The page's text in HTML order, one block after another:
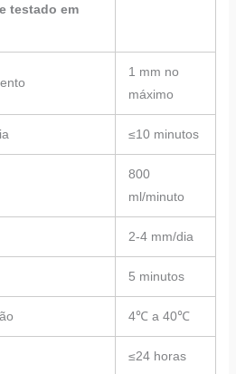
testado em
1 mm no
máximo
≤10 minutos
800
ml/minuto
2-4 mm/dia
5 minutos
4℃ a 40℃
≤24 horas